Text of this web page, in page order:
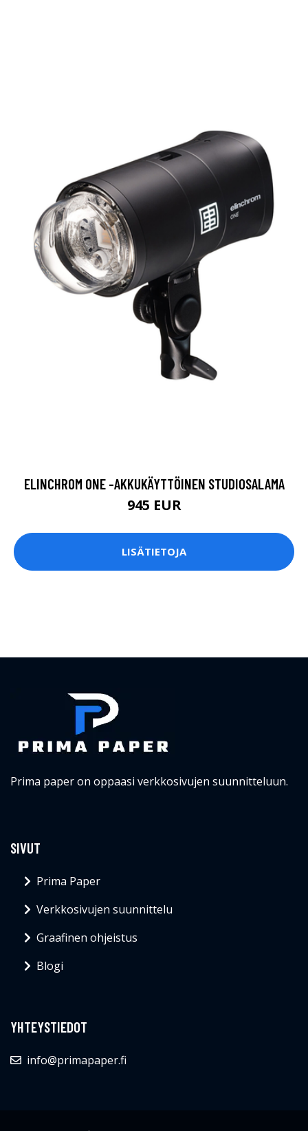
ELINCHROM ONE -AKKUKÄYTTÖINEN STUDIOSALAMA
945 EUR
LISÄTIETOJA
Prima paper on oppaasi verkkosivujen suunnitteluun.
SIVUT
Prima Paper
Verkkosivujen suunnittelu
Graafinen ohjeistus
Blogi
YHTEYSTIEDOT
info@primapaper.fi